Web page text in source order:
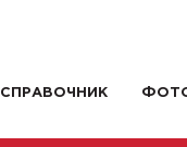
СПРАВОЧНИК